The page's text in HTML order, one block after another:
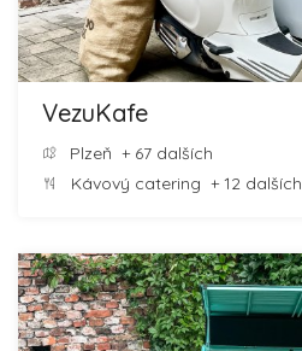
VezuKafe
Plzeň + 67 dalších
Kávový catering + 12 dalších